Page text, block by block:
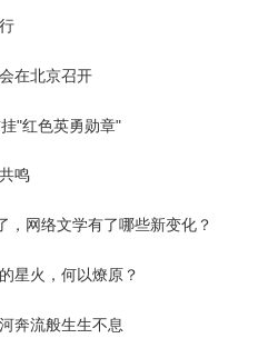
在北京召开
"红色英勇勋章"
鸣
，网络文学有了哪些新变化？
星火，何以燎原？
奔流般生生不息